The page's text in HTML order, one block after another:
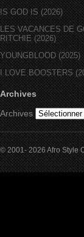
IS GOD IS (2026)
LES VACANCES DE
RITCHIE (2026)
YOUNGBLOOD (2025)
I LOVE BOOSTERS
Archives
Archives
© 2001- 2026 Afro Style